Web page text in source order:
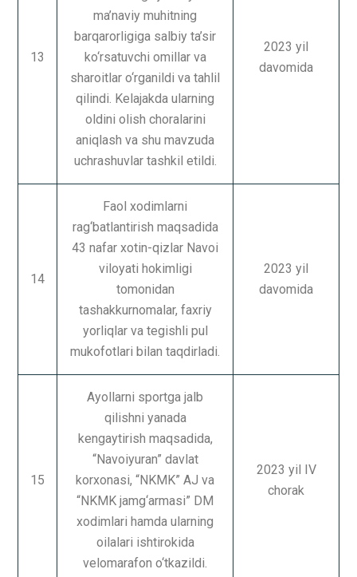
13
ma’naviy muhitning
barqarorligiga salbiy ta’sir
ko‘rsatuvchi omillar va
sharoitlar o‘rganildi va tahlil
qilindi. Kelajakda ularning
oldini olish choralarini
aniqlash va shu mavzuda
uchrashuvlar tashkil etildi.
2023 yil
davomida
14
Faol xodimlarni
rag‘batlantirish maqsadida
43 nafar xotin-qizlar Navoi
viloyati hokimligi
tomonidan
tashakkurnomalar, faxriy
yorliqlar va tegishli pul
mukofotlari bilan taqdirladi.
2023 yil
davomida
15
Ayollarni sportga jalb
qilishni yanada
kengaytirish maqsadida,
“Navoiyuran” davlat
korxonasi, “NKMK” AJ va
“NKMK jamg‘armasi” DM
xodimlari hamda ularning
oilalari ishtirokida
velomarafon o‘tkazildi.
2023 yil IV
chorak